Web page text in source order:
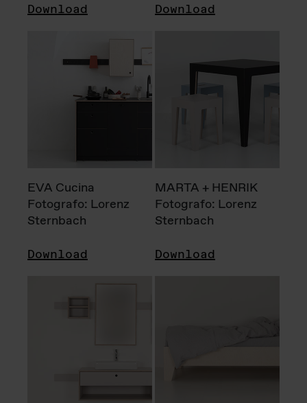
Download Download
EVA Cucina
Fotografo: Lorenz
Sternbach
Download
MARTA + HENRIK
Fotografo: Lorenz
Sternbach
Download